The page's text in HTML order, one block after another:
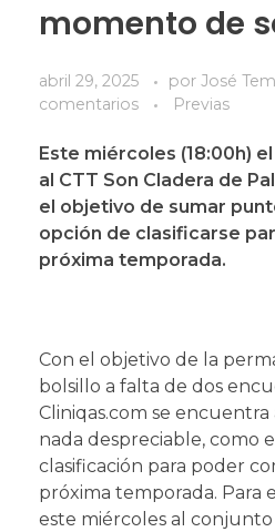
momento de
abril 29, 2025 por José
comentarios
Previas
Este miércoles (18:00h)
al CTT Son Cladera de
el objetivo de sumar
opción de clasificarse
próxima temporada.
Con el objetivo de la
bolsillo a falta de dos
Cliniqas.com se
nada despreciable, como
clasificación para poder
próxima temporada. Para
este miércoles al